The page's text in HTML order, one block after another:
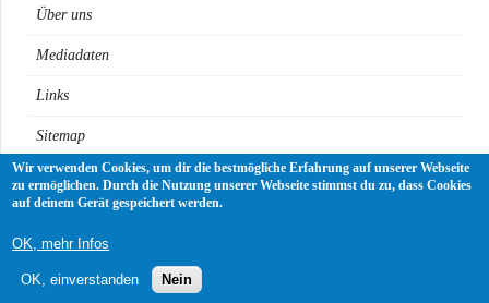
Über uns
Mediadaten
Links
Sitemap
Impressum
FRESH DADS Väter - Helden - Idole
Wir verwenden Cookies, um dir die bestmögliche Erfahrung auf unserer Webseite
zu ermöglichen. Durch die Nutzung unserer Webseite stimmst du zu, dass Cookies
auf deinem Gerät gespeichert werden.
OK, mehr Infos
OK, einverstanden Nein